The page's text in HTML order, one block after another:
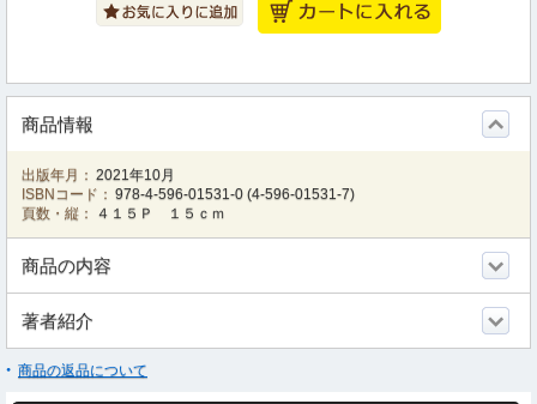
商品情報
出版年月： 2021年10月
ISBNコード： 978-4-596-01531-0 (4-596-01531-7)
頁数・縦：
４１５Ｐ １５ｃｍ
商品の内容
著者紹介
商品の返品について